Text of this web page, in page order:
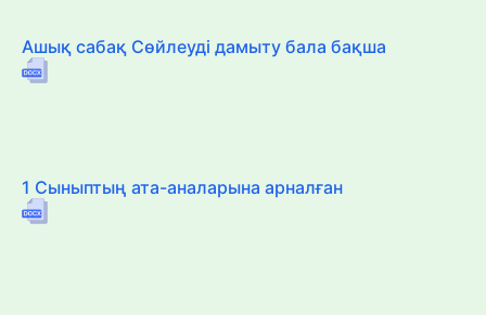
Ашық сабақ Сөйлеуді дамыту бала бақша
1 Сыныптың ата-аналарына арналған